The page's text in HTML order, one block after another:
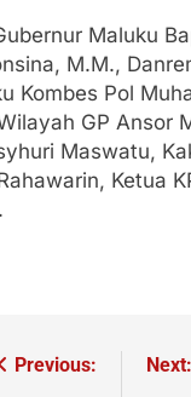
Maluku
M.M.,
Kombes Pol
GP Ansor
Maswatu,
Ketua
Previous:
Next: